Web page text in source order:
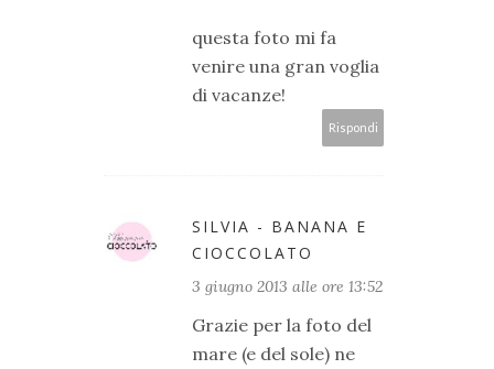
questa foto mi fa
venire una gran voglia
di vacanze!
Rispondi
SILVIA - BANANA E
CIOCCOLATO
3 giugno 2013 alle ore 13:52
Grazie per la foto del
mare (e del sole) ne